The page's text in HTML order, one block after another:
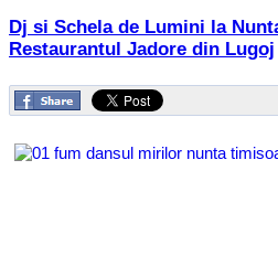
Dj si Schela de Lumini la
Restaurantul Jadore din Lugoj